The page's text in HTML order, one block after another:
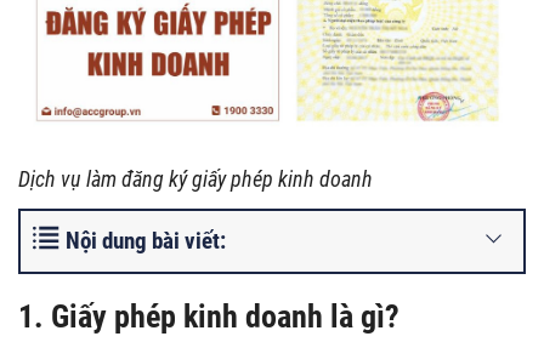
Dịch vụ làm đăng ký giấy phép kinh doanh
Nội dung bài viết:
1. Giấy phép kinh doanh là gì?